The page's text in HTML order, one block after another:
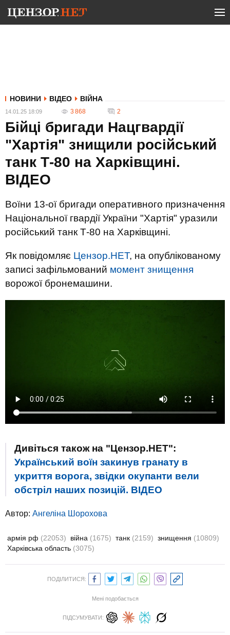
НОВИНИ ВІДЕО ВІЙНА
14.01.25 18:09 3 868 2
Бійці бригади Нацгвардії
"Хартія" знищили російський
танк Т-80 на Харківщині.
ВIДЕО
Воїни 13-ої бригади оперативного призначення
Національної гвардії України "Хартія" уразили
російський танк Т-80 на Харківщині.
Як повідомляє Цензор.НЕТ, на опублікованому
записі зафільмований момент знищення
ворожої бронемашини.
Дивіться також на "Цензор.НЕТ":
Український воїн закинув гранату в
укриття ворога, звідки окупанти вели
обстріл наших позицій. ВIДЕО
Автор: Ангеліна Шорохова
армія рф (22053) війна (1675) танк (2159) знищення (10809)
Харківська область (3075)
ПОДІЛИТИСЯ:
Мені подобається
ПІДСУМУВАТИ: